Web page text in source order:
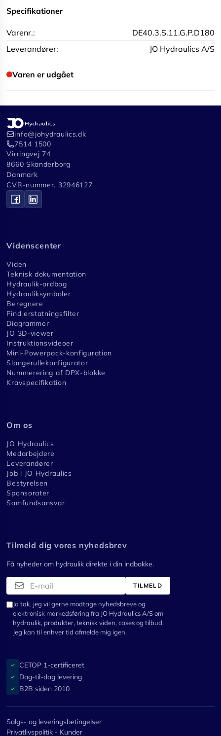
Specifikationer
Varenr.:
DE40.3.S.11.G.P.D180
Leverandører:
JO Hydraulics A/S
Varen er udgået
info@johydraulics.dk
7514 1500
Virringvej 74
8660 Skanderborg
Danmark
CVR-nummer. 32946127
Videnscenter
Viden
Teknisk dokumentation
Hydraulik-ordbog
Hydrauliksymboler
Beregnere
Find erstatningsfilter
Diagrammer
JO 3D-viewer
Instruktionsvideoer
Mini-Powerpack-konfiguration
Slangerullekonfigurator
Nummerering af DPX-blokke
Kravspecifikation
Om os
JO Hydraulics
Medarbejdere
Leverandører
Job i JO Hydraulics
Bestyrelsen
Sponsorater
Samfundsansvar
Tilmeld dig vores nyhedsbrev
Få nyheder om hydraulik direkte i din indbakke.
TILMELD
Ja tak, jeg vil gerne modtage nyhedsbreve og
elektronisk markedsføring fra JO Hydraulics A/S om
hydraulik, produkter, teknisk viden, cases og tilbud.
Jeg kan til enhver tid afmelde mig igen.
✓ CETOP 1-certificeret
✓ Dag-til-dag levering
✓ B2B siden 2010
Salgs- og leveringsbetingelser
Privatlivspolitik - Kunder